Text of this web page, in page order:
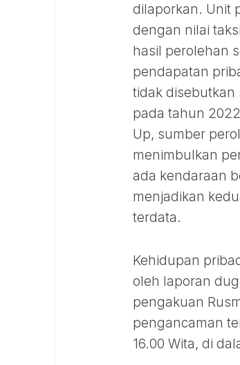
dilaporkan. Unit
dengan nilai
hasil perolehan
pendapatan
tidak disebutkan
pada tahun
Up, sumber
menimbulkan
ada kendaraan
menjadikan
terdata.
Kehidupan
oleh laporan
pengakuan
pengancaman
16.00 Wita, di